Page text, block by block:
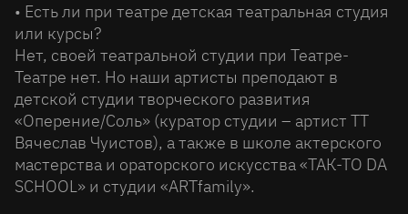
• Есть ли при театре детская театральная студия
или курсы?
Нет, своей театральной студии при Театре-
Театре нет. Но наши артисты преподают в
детской студии творческого развития
«Оперение/Соль» (куратор студии – артист ТТ
Вячеслав Чуистов), а также в школе актерского
мастерства и ораторского искусства «ТАК-ТО DA
SCHOOL» и студии «ARTfamily».